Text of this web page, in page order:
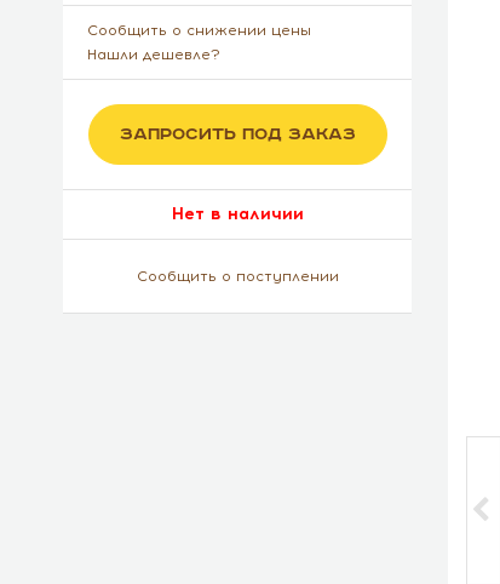
Сообщить о снижении цены
Нашли дешевле?
ЗАПРОСИТЬ ПОД ЗАКАЗ
Нет в наличии
Сообщить о поступлении